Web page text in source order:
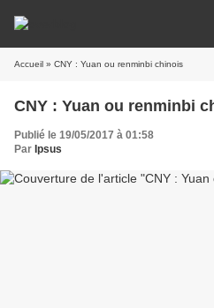
Accueil » CNY : Yuan ou renminbi chinois
CNY : Yuan ou renminbi
Publié le 19/05/2017 à 01:58
Par Ipsus